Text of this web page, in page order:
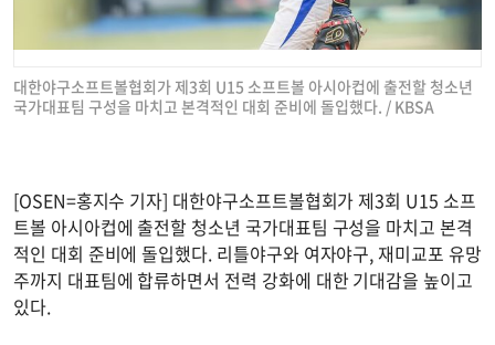
대한야구소프트볼협회가 제3회 U15 소프트볼 아시아컵에 출전할 청소년
국가대표팀 구성을 마치고 본격적인 대회 준비에 돌입했다. / KBSA
[OSEN=홍지수 기자] 대한야구소프트볼협회가 제3회 U15 소프
트볼 아시아컵에 출전할 청소년 국가대표팀 구성을 마치고 본격
적인 대회 준비에 돌입했다. 리틀야구와 여자야구, 재미교포 유망
주까지 대표팀에 합류하면서 전력 강화에 대한 기대감을 높이고
있다.